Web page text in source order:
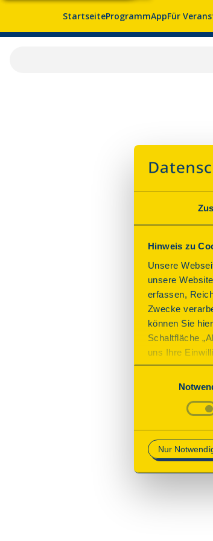
Hinweis zu
Unsere
unsere
erfassen,
Zwecke
können Sie
Schaltfläche
uns Ihre
des
mit
Nur
StartseiteProgrammAppFür